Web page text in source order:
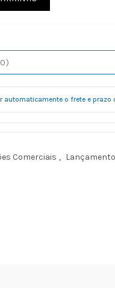
automaticamente o frete e prazo
Comerciais ,